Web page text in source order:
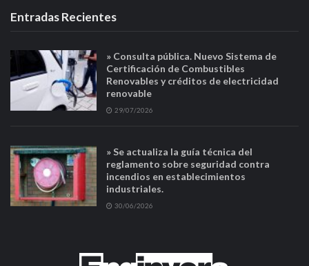
Entradas Recientes
» Consulta pública. Nuevo Sistema de
Certificación de Combustibles
Renovables y créditos de electricidad
renovable
29/07/2026
» Se actualiza la guía técnica del
reglamento sobre seguridad contra
incendios en establecimientos
industriales.
30/06/2026